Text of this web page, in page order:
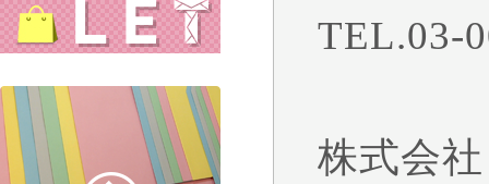
TEL.03-
株式会